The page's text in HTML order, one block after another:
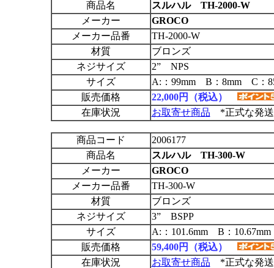
商品名
スルハル TH-2000-W
メーカー
GROCO
メーカー品番
TH-2000-W
材質
ブロンズ
ネジサイズ
2” NPS
サイズ
A:：99mm B：8mm C：
販売価格
22,000円（税込）
在庫状況
お取寄せ商品 *正式な発送
商品コード
2006177
商品名
スルハル TH-300-W
メーカー
GROCO
メーカー品番
TH-300-W
材質
ブロンズ
ネジサイズ
3” BSPP
サイズ
A:：101.6mm B：
販売価格
59,400円（税込）
在庫状況
お取寄せ商品 *正式な発送